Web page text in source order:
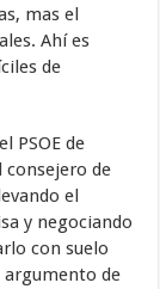
mas el
Ahí es
de
PSOE de
consejero de
el
y negociando
con suelo
argumento de